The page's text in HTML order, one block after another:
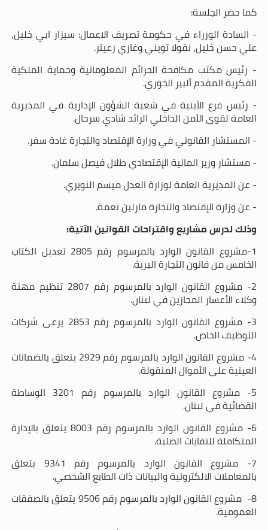
كما حضر الجلسة:
- السادة الوزراء في حكومة تصريف الاعمال: سيزار ابي خليل،
علي حسن خليل، نقولا تويني وغازي زعيتر.
- رئيس مكتب مكافحة الجرائم المعلوماتية وحماية الملكية
الفكرية المقدم ألبير الخوري.
- رئيس فرع الأبنية في شعبة الشؤون الإدارية في المديرية
العامة لقوى الأمن الداخلي الرائد شادي سرحال.
- المستشار القانوني في وزارة الإقتصاد والتجارة غادة سفر.
- مستشار وزير المالية الإقتصادي طلال فيصل سلمان.
- عن المديرية العامة لوزارة العدل ميسم النويري.
- عن وزارة الإقتصاد والتجارة مارلين نعمة.
وذلك لدرس مشاريع واقتراحات القوانين الآتية:
1-مشروع القانون الوارد بالمرسوم رقم 2805 تعديل الكتاب
الخامس من قانون التجارة البرية.
2- مشروع القانون الوارد بالمرسوم رقم 2807 تنظيم مهنة
وكلاء الأعسار المجازين في لبنان.
3- مشروع القانون الوارد بالمرسوم رقم 2853 يرعى شركات
التوظيف الخاص.
4- مشروع القانون الوارد بالمرسوم رقم 2929 يتعلق بالضمانات
العينية على الأموال المنقولة.
5- مشروع القانون الوارد بالمرسوم رقم 3201 الوساطة
القضائية في لبنان.
6- مشروع القانون الوارد بالمرسوم رقم 8003 يتعلق بالإدارة
المتكاملة للنفايات الصلبة.
7- مشروع القانون الوارد بالمرسوم رقم 9341 يتعلق
بالمعاملات الالكترونية والبيانات ذات الطابع الشخصي.
8- مشروع القانون الوارد بالمرسوم رقم 9506 يتعلق بالصفقات
العمومية.